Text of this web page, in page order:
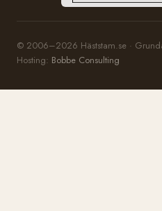
© 2006–2026 Häststam.se ·
Hosting: Bobbe Consulting